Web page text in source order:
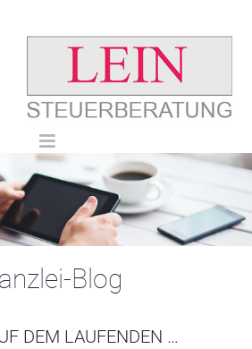
Blog
DEM LAUFENDEN …